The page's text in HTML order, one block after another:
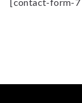
[contact-form-7